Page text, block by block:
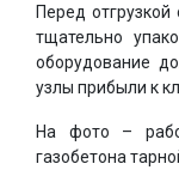
Перед отгрузкой
тщательно
оборудование
узлы прибыли к
На фото –
газобетона